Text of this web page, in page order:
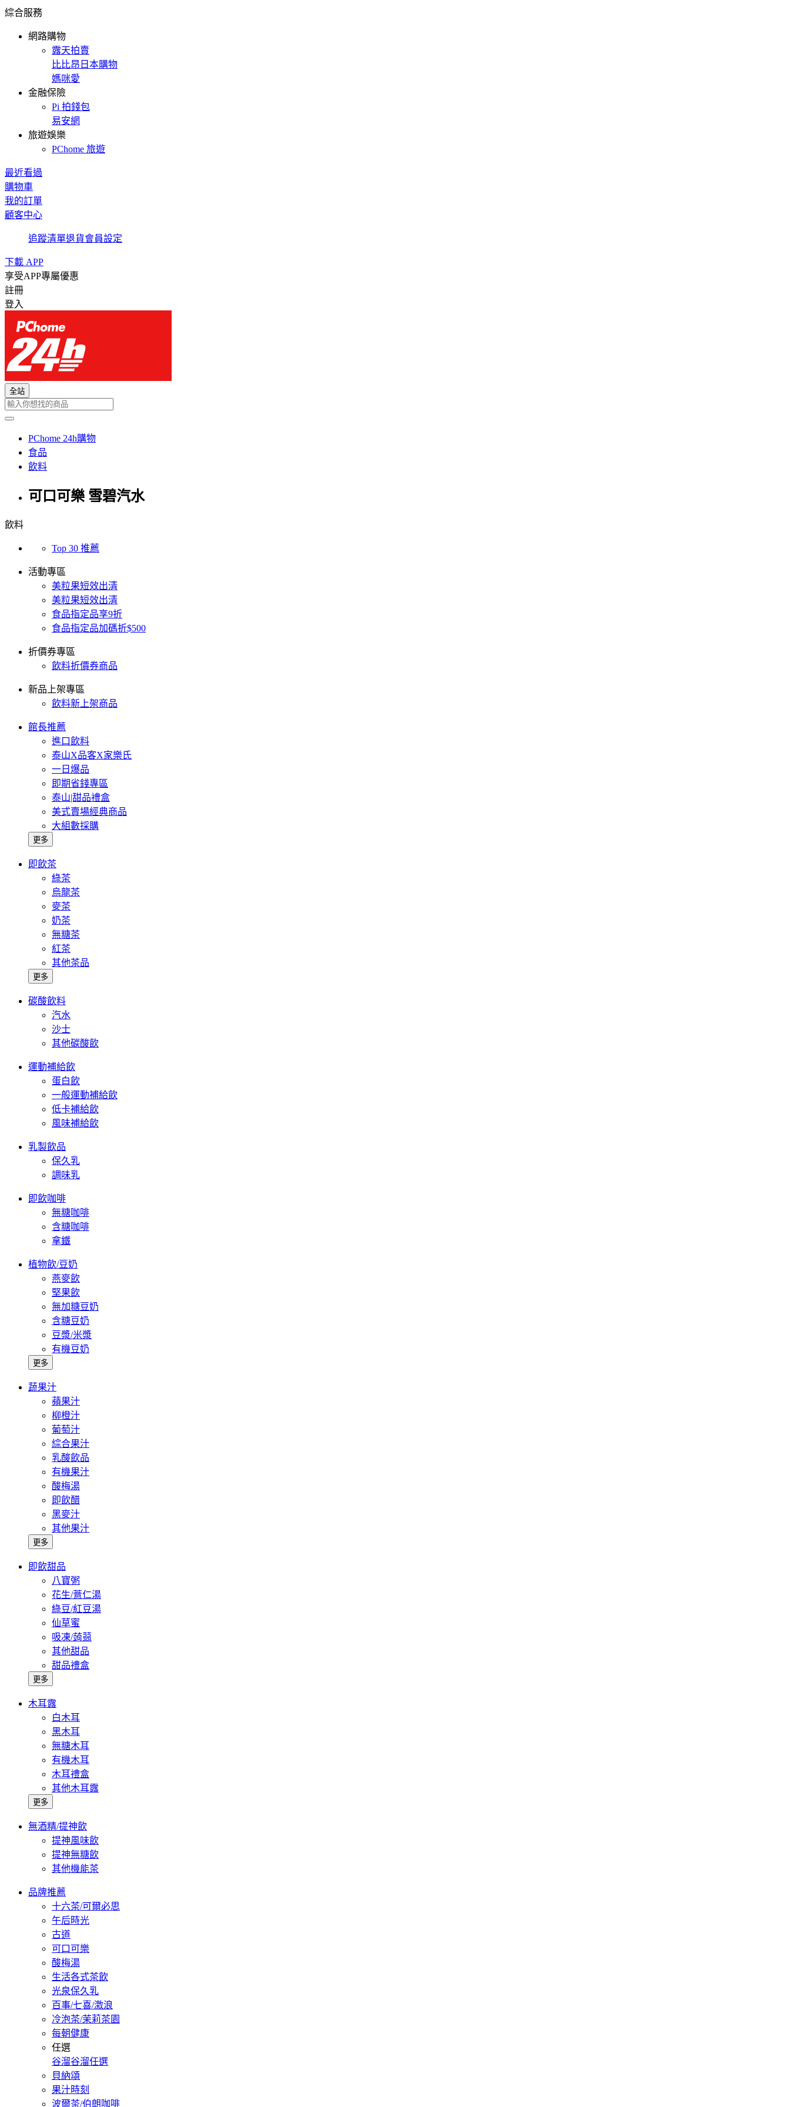
綜合服務
網路購物
露天拍賣
比比昂日本購物
媽咪愛
金融保險
Pi 拍錢包
易安網
旅遊娛樂
PChome 旅遊
最近看過
購物車
我的訂單
顧客中心
追蹤清單退貨會員設定
下載 APP
享受APP專屬優惠
註冊
登入
全站
PChome 24h購物
食品
飲料
可口可樂 雪碧汽水
飲料
Top 30 推薦
活動專區
美粒果短效出清
美粒果短效出清
食品指定品享9折
食品指定品加碼折$500
折價券專區
飲料折價券商品
新品上架專區
飲料新上架商品
館長推薦
進口飲料
泰山X品客X家樂氏
一日爆品
即期省錢專區
泰山|甜品禮盒
美式賣場經典商品
大組數採購
更多
即飲茶
綠茶
烏龍茶
麥茶
奶茶
無糖茶
紅茶
其他茶品
更多
碳酸飲料
汽水
沙士
其他碳酸飲
運動補給飲
蛋白飲
一般運動補給飲
低卡補給飲
風味補給飲
乳製飲品
保久乳
調味乳
即飲咖啡
無糖咖啡
含糖咖啡
拿鐵
植物飲/豆奶
燕麥飲
堅果飲
無加糖豆奶
含糖豆奶
豆漿/米漿
有機豆奶
更多
蔬果汁
蘋果汁
柳橙汁
葡萄汁
綜合果汁
乳酸飲品
有機果汁
酸梅湯
即飲醋
黑麥汁
其他果汁
更多
即飲甜品
八寶粥
花生/薏仁湯
綠豆/紅豆湯
仙草蜜
吸凍/蒟蒻
其他甜品
甜品禮盒
更多
木耳露
白木耳
黑木耳
無糖木耳
有機木耳
木耳禮盒
其他木耳露
更多
無酒精/提神飲
提神風味飲
提神無糖飲
其他機能茶
品牌推薦
十六茶/可爾必思
午后時光
古道
可口可樂
酸梅湯
生活各式茶飲
光泉保久乳
百事/七喜/激浪
冷泡茶/茉莉茶園
每朝健康
任選
谷溜谷溜任選
貝納頌
果汁時刻
波爾茶/伯朗咖啡